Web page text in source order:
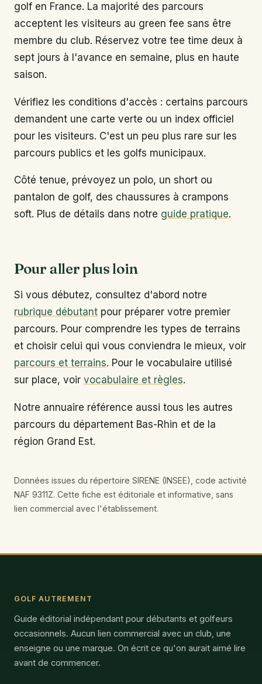
golf en France. La majorité des parcours
acceptent les visiteurs au green fee sans être
membre du club. Réservez votre tee time deux à
sept jours à l'avance en semaine, plus en haute
saison.
Vérifiez les conditions d'accès : certains parcours
demandent une carte verte ou un index officiel
pour les visiteurs. C'est un peu plus rare sur les
parcours publics et les golfs municipaux.
Côté tenue, prévoyez un polo, un short ou
pantalon de golf, des chaussures à crampons
soft. Plus de détails dans notre guide pratique.
Pour aller plus loin
Si vous débutez, consultez d'abord notre
rubrique débutant pour préparer votre premier
parcours. Pour comprendre les types de terrains
et choisir celui qui vous conviendra le mieux, voir
parcours et terrains. Pour le vocabulaire utilisé
sur place, voir vocabulaire et règles.
Notre annuaire référence aussi tous les autres
parcours du département Bas-Rhin et de la
région Grand Est.
Données issues du répertoire SIRENE (INSEE), code activité
NAF 9311Z. Cette fiche est éditoriale et informative, sans
lien commercial avec l'établissement.
GOLF AUTREMENT
Guide éditorial indépendant pour débutants et golfeurs
occasionnels. Aucun lien commercial avec un club, une
enseigne ou une marque. On écrit ce qu'on aurait aimé lire
avant de commencer.